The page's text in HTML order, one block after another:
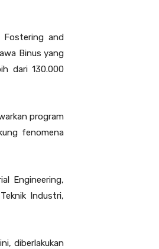
Fostering and
Binus yang
dari 130.000
program
fenomena
Engineering,
Industri,
diberlakukan